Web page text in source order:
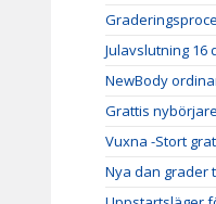
Julavslutning 16
NewBody
Grattis
Vuxna -Stort
Nya dan grader